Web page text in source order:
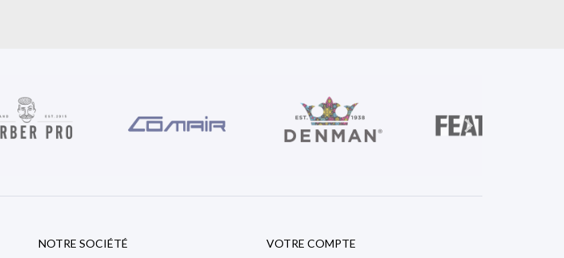

NOTRE SOCIÉTÉ VOTRE COMPTE